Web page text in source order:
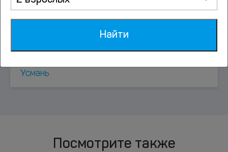
Парточки
Усмань
Посмотрите также
Найти